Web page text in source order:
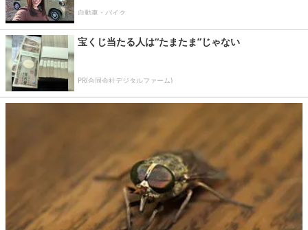
自動車・バイク
宝くじ当たる人は“たまたま”じゃない
PR(合同会社デジタルファーム)